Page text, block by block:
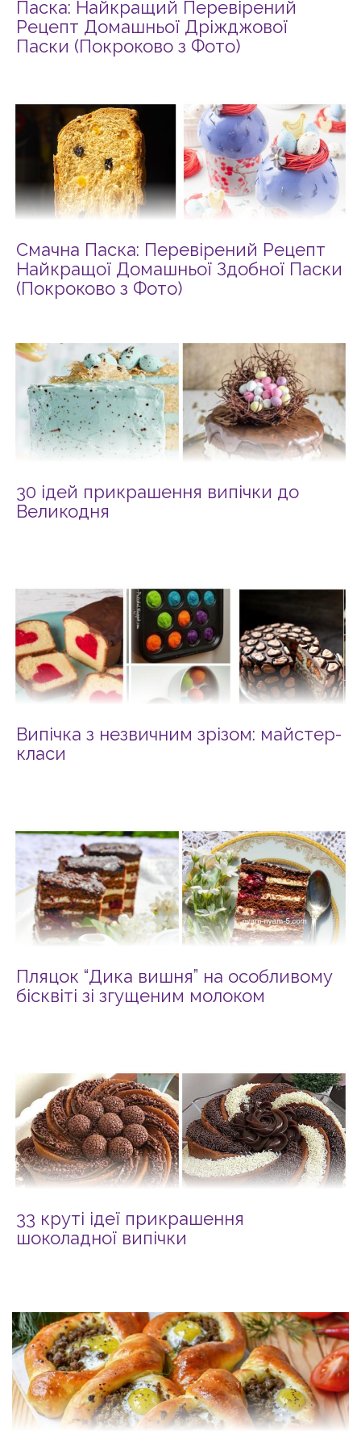
Паска: Найкращий Перевірений
Рецепт Домашньої Дріжджової
Паски (Покроково з Фото)
Смачна Паска: Перевірений Рецепт
Найкращої Домашньої Здобної Паски
(Покроково з Фото)
30 ідей прикрашення випічки до
Великодня
Випічка з незвичним зрізом: майстер-
класи
Пляцок “Дика вишня” на особливому
бісквіті зі згущеним молоком
33 круті ідеї прикрашення
шоколадної випічки